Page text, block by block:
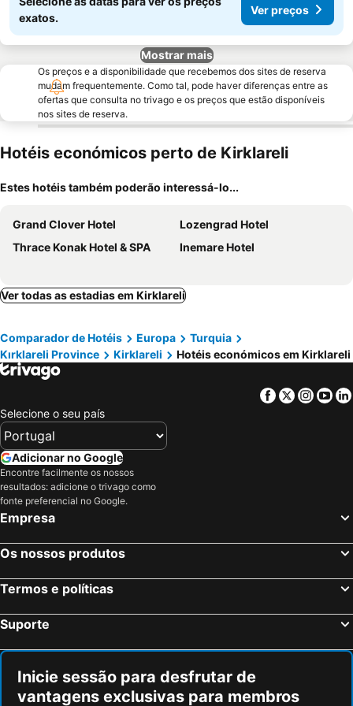
exatos.
Ver preços
Mostrar mais
Os preços e a disponibilidade que recebemos dos sites de reserva
mudam frequentemente. Como tal, pode haver diferenças entre as
ofertas que consulta no trivago e os preços que estão disponíveis
nos sites de reserva.
Hotéis económicos perto de Kirklareli
Estes hotéis também poderão interessá-lo...
Grand Clover Hotel
Lozengrad Hotel
Thrace Konak Hotel & SPA
Inemare Hotel
Ver todas as estadias em Kirklareli
Comparador de Hotéis Europa
Turquia
Kırklareli Province
Kirklareli Hotéis económicos em Kirklareli
Facebook
Twitter
Selecione o seu país
Adicionar no Google
Encontre facilmente os nossos
resultados: adicione o trivago como
fonte preferencial no Google.
Empresa
Os nossos produtos
Termos e políticas
Suporte
Inicie sessão para desfrutar de
vantagens exclusivas para membros